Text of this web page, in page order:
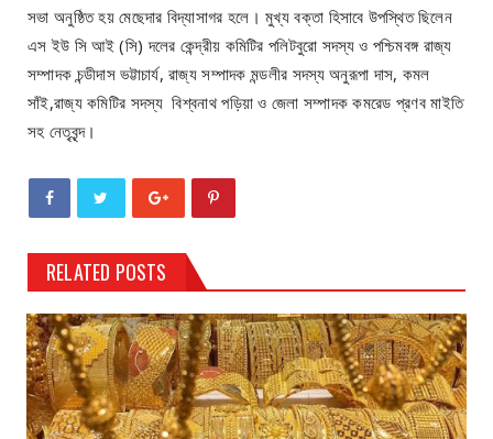
সভা অনুষ্ঠিত হয় মেছেদার বিদ্যাসাগর হলে। মুখ্য বক্তা হিসাবে উপস্থিত ছিলেন
এস ইউ সি আই (সি) দলের কেন্দ্রীয় কমিটির পলিটবুরো সদস্য ও পশ্চিমবঙ্গ রাজ্য
সম্পাদক চন্ডীদাস ভট্টাচার্য, রাজ্য সম্পাদক মন্ডলীর সদস্য অনুরূপা দাস, কমল
সাঁই,রাজ্য কমিটির সদস্য বিশ্বনাথ পড়িয়া ও জেলা সম্পাদক কমরেড প্রণব মাইতি
সহ নেতৃবৃন্দ।
RELATED POSTS